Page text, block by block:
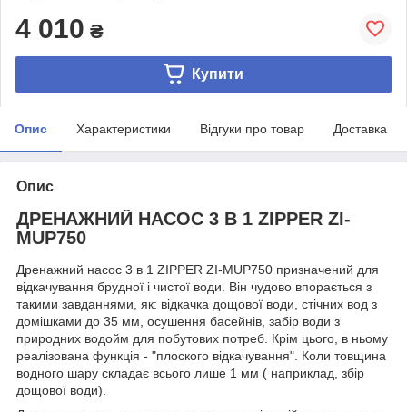
4 010 ₴
Купити
Опис Характеристики Відгуки про товар Доставка
Опис
ДРЕНАЖНИЙ НАСОС 3 В 1 ZIPPER ZI-
MUP750
Дренажний насос 3 в 1 ZIPPER ZI-MUP750 призначений для
відкачування брудної і чистої води. Він чудово впорається з
такими завданнями, як: відкачка дощової води, стічних вод з
домішками до 35 мм, осушення басейнів, забір води з
природних водойм для побутових потреб. Крім цього, в ньому
реалізована функція - "плоского відкачування". Коли товщина
водного шару складає всього лише 1 мм ( наприклад, збір
дощової води).